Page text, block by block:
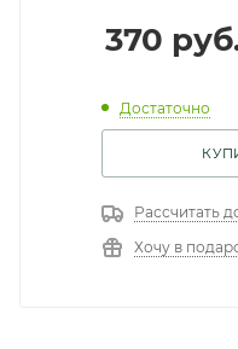
370
Достаточно
Рассчитать
Хочу в